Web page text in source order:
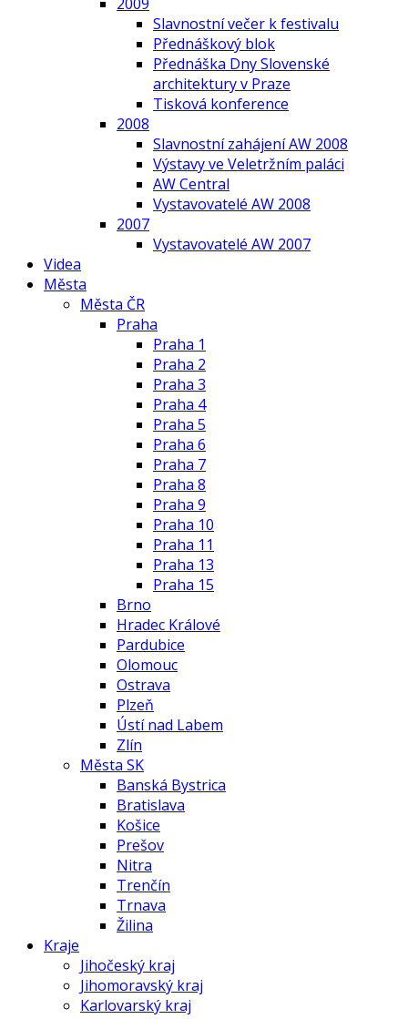
Slavnostní večer k festivalu
Přednáškový blok
Přednáška Dny Slovenské
architektury v Praze
Tisková konference
2008
Slavnostní zahájení AW 2008
Výstavy ve Veletržním paláci
AW Central
Vystavovatelé AW 2008
2007
Vystavovatelé AW 2007
Videa
Města
Města ČR
Praha
Praha 1
Praha 2
Praha 3
Praha 4
Praha 5
Praha 6
Praha 7
Praha 8
Praha 9
Praha 10
Praha 11
Praha 13
Praha 15
Brno
Hradec Králové
Pardubice
Olomouc
Ostrava
Plzeň
Ústí nad Labem
Zlín
Města SK
Banská Bystrica
Bratislava
Košice
Prešov
Nitra
Trenčín
Trnava
Žilina
Kraje
Jihočeský kraj
Jihomoravský kraj
Karlovarský kraj